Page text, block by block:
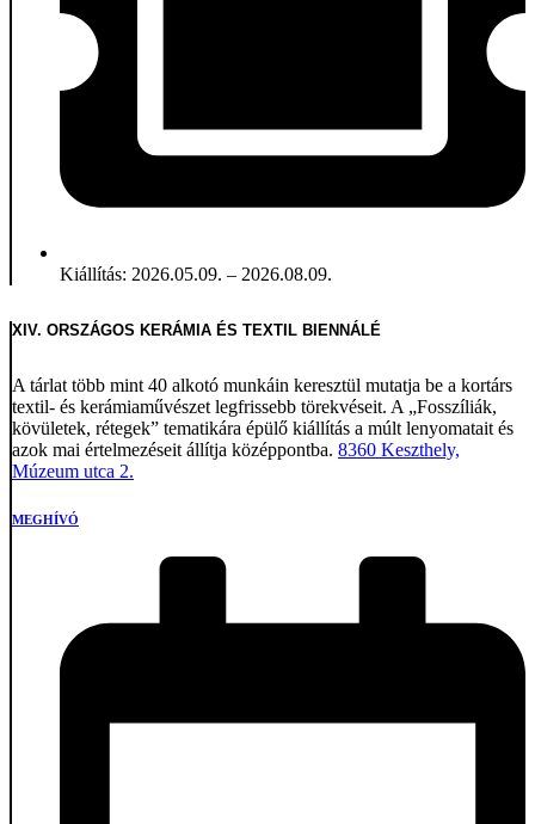
Kiállítás: 2026.05.09. – 2026.08.09.
XIV. ORSZÁGOS KERÁMIA ÉS TEXTIL BIENNÁLÉ
A tárlat több mint 40 alkotó munkáin keresztül mutatja be a kortárs
textil- és kerámiaművészet legfrissebb törekvéseit. A „Fosszíliák,
kövületek, rétegek” tematikára épülő kiállítás a múlt lenyomatait és
azok mai értelmezéseit állítja középpontba. 8360 Keszthely,
Múzeum utca 2.
MEGHÍVÓ